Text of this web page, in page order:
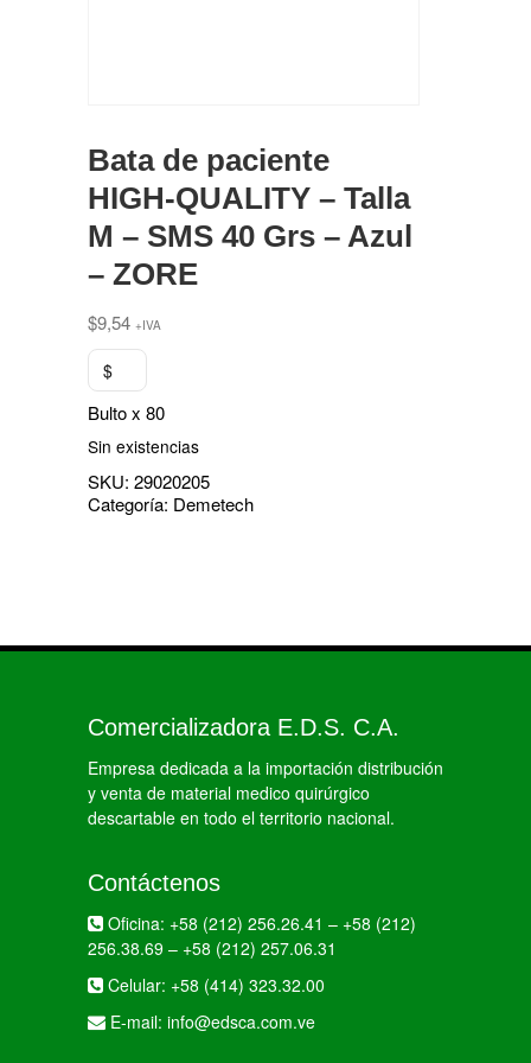
Bata de paciente
HIGH-QUALITY – Talla
M – SMS 40 Grs – Azul
– ZORE
$9,54 +IVA
$
Bulto x 80
Sin existencias
SKU: 29020205
Categoría: Demetech
Comercializadora E.D.S. C.A.
Empresa dedicada a la importación distribución
y venta de material medico quirúrgico
descartable en todo el territorio nacional.
Contáctenos
Oficina: +58 (212) 256.26.41 – +58 (212)
256.38.69 – +58 (212) 257.06.31
Celular: +58 (414) 323.32.00
E-mail: info@edsca.com.ve